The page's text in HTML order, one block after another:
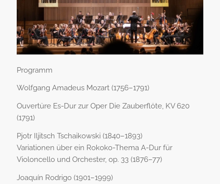
Programm
Wolfgang Amadeus Mozart (1756–1791)
Ouvertüre Es-Dur zur Oper Die Zauberflöte, KV 620
(1791)
Pjotr Iljitsch Tschaikowski (1840–1893)
Variationen über ein Rokoko-Thema A-Dur für
Violoncello und Orchester, op. 33 (1876–77)
Joaquín Rodrigo (1901–1999)